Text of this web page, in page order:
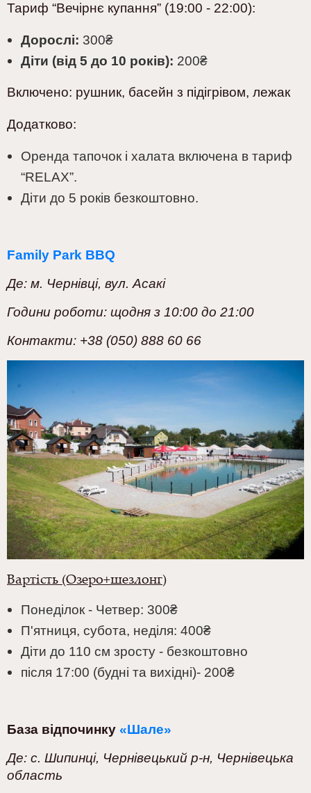
Тариф “Вечірнє купання” (19:00 - 22:00):
Дорослі: 300₴
Діти (від 5 до 10 років): 200₴
Включено: рушник, басейн з підігрівом, лежак
Додатково:
Оренда тапочок і халата включена в тариф
“RELAX”.
Діти до 5 років безкоштовно.
Family Park BBQ
Де: м. Чернівці, вул. Асакі
Години роботи: щодня з 10:00 до 21:00
Контакти: +38 (050) 888 60 66
Вартість (Озеро+шезлонг)
Понеділок - Четвер: 300₴
П'ятниця, субота, неділя: 400₴
Діти до 110 см зросту - безкоштовно
після 17:00 (будні та вихідні)- 200₴
База відпочинку «Шале»
Де: с. Шипинці, Чернівецький р-н, Чернівецька
область